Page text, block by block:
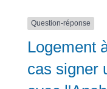
Question-réponse
Logement
cas signer